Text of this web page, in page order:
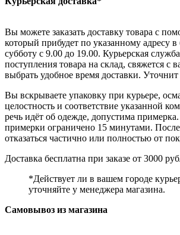
Вы можете заказать доставку товара с
который прибудет по указанному адресу
субботу с 9.00 до 19.00. Курьерская
поступления товара на склад, свяжется с
выбрать удобное время доставки. Уточнит
Вы вскрываете упаковку при курьере,
целостность и соответствие указанной
речь идёт об одежде, допустима
примерки ограничено 15 минутами.
отказаться частично или полностью от
Доставка бесплатна при заказе от 3000
*Действует ли в вашем городе
уточняйте у менеджера магазина.
Самовывоз из магазина